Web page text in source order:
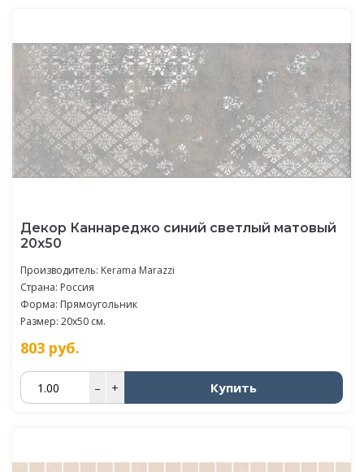
Декор Каннареджо синий светлый матовый
20x50
Производитель: Kerama Marazzi
Страна: Россия
Форма: Прямоугольник
Размер: 20x50 см.
803 руб.
– + Купить